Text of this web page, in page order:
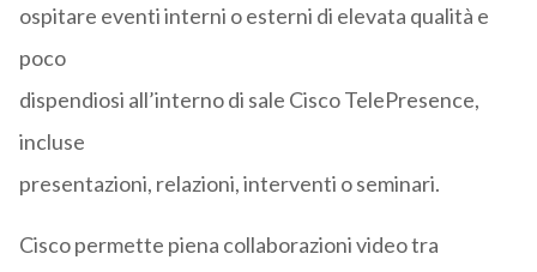
ospitare eventi interni o esterni di elevata qualità e
poco
dispendiosi all’interno di sale Cisco TelePresence,
incluse
presentazioni, relazioni, interventi o seminari.
Cisco permette piena collaborazioni video tra